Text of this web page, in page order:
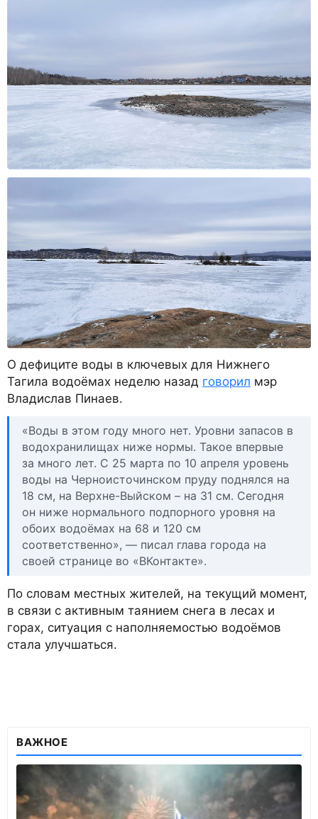
О дефиците воды в ключевых для Нижнего
Тагила водоёмах неделю назад говорил мэр
Владислав Пинаев.
«Воды в этом году много нет. Уровни запасов в
водохранилищах ниже нормы. Такое впервые
за много лет. С 25 марта по 10 апреля уровень
воды на Черноисточинском пруду поднялся на
18 см, на Верхне-Выйском – на 31 см. Сегодня
он ниже нормального подпорного уровня на
обоих водоёмах на 68 и 120 см
соответственно», — писал глава города на
своей странице во «ВКонтакте».
По словам местных жителей, на текущий момент,
в связи с активным таянием снега в лесах и
горах, ситуация с наполняемостью водоёмов
стала улучшаться.
ВАЖНОЕ